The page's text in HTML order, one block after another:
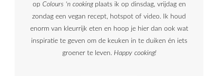
op Colours 'n cookingplaats ik op dinsdag, vrijdag en
zondag een vegan recept, hotspot of video. Ik houd
enorm van kleurrijk eten en hoop je hier dan ook wat
inspiratie te geven om de keuken in te duiken én iets
groener te leven. Happy cooking!